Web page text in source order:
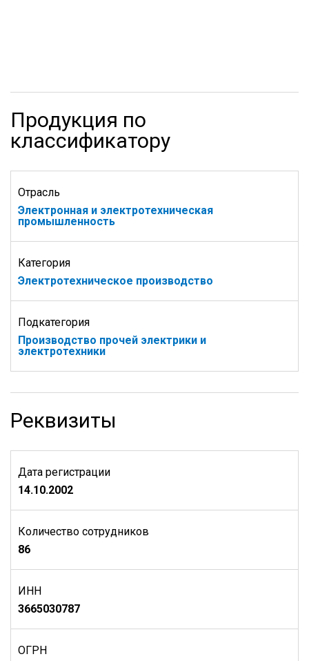
Продукция по
классификатору
Отрасль
Электронная и электротехническая
промышленность
Категория
Электротехническое производство
Подкатегория
Производство прочей электрики и
электротехники
Реквизиты
Дата регистрации
14.10.2002
Количество сотрудников
86
ИНН
3665030787
ОГРН